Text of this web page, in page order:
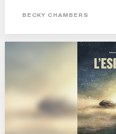
nous montre la richesse des
BECKY CHAMBERS